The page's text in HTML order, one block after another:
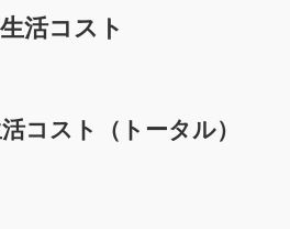
活コスト
コスト（トータル）